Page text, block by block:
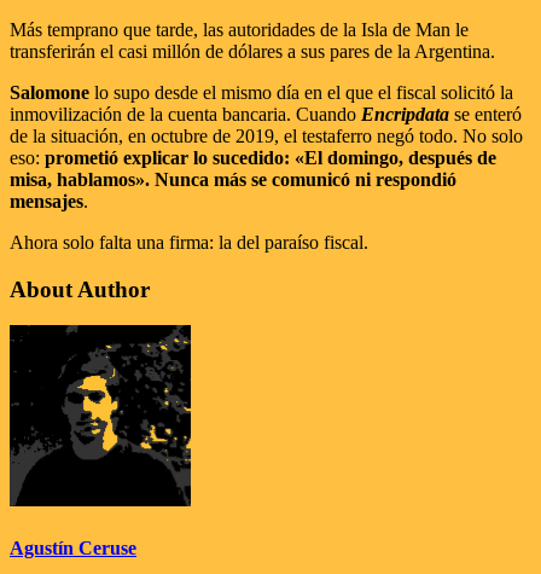
Más temprano que tarde, las autoridades de la Isla de Man le
transferirán el casi millón de dólares a sus pares de la Argentina.
Salomone lo supo desde el mismo día en el que el fiscal solicitó la
inmovilización de la cuenta bancaria. Cuando Encripdata se enteró
de la situación, en octubre de 2019, el testaferro negó todo. No solo
eso: prometió explicar lo sucedido: «El domingo, después de
misa, hablamos». Nunca más se comunicó ni respondió
mensajes.
Ahora solo falta una firma: la del paraíso fiscal.
About Author
Agustín Ceruse